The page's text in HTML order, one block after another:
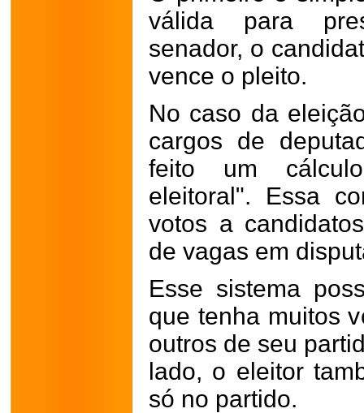
válida para
senador, o
vence o pleito.
No caso da
cargos de
feito um
eleitoral". Essa
votos a
de vagas em
Esse sistema
que tenha muitos
outros de seu
lado, o eleitor
só no partido.